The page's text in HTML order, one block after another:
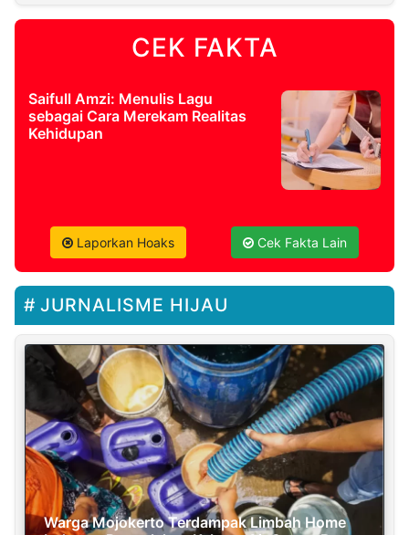
CEK FAKTA
Saifull Amzi: Menulis Lagu
sebagai Cara Merekam Realitas
Kehidupan
Laporkan Hoaks Cek Fakta Lain
JURNALISME HIJAU
Warga Mojokerto Terdampak Limbah Home